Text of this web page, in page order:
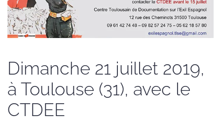
Dimanche 21 juillet 2019,
à Toulouse (31), avec le
CTDEE